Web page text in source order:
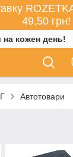
49,50 грн!
на кожен день!
Автотовари